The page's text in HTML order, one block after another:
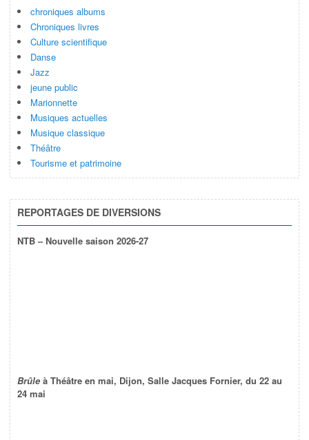
chroniques albums
Chroniques livres
Culture scientifique
Danse
Jazz
jeune public
Marionnette
Musiques actuelles
Musique classique
Théâtre
Tourisme et patrimoine
REPORTAGES DE DIVERSIONS
NTB – Nouvelle saison 2026-27
Brûle à Théâtre en mai, Dijon, Salle Jacques Fornier, du 22 au
24 mai